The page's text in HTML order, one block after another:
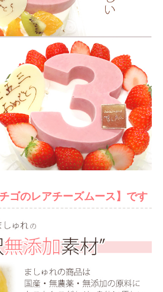
ゴのレアチーズムース】です